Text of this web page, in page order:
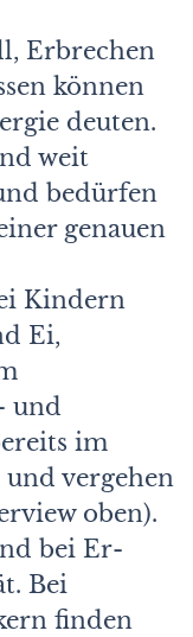
Erbrechen
können
deuten.
weit
bedürfen
genauen
Kindern
Ei,
und
im
vergehen
oben).
bei Er­
Bei
finden